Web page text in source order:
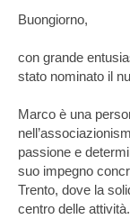
Buongiorno,
con grande
stato nominato il
Marco è una
passione e
suo impegno
Trento, dove la
centro delle attività.